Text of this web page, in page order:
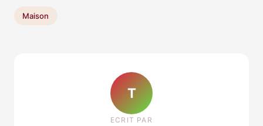
Maison
T
ECRIT PAR